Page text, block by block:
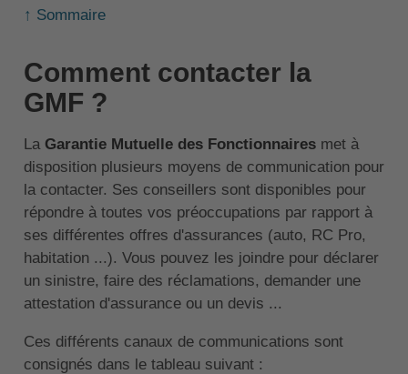
↑ Sommaire
Comment contacter la
GMF ?
La Garantie Mutuelle des Fonctionnairesmet à
disposition plusieurs moyens de communication pour
la contacter. Ses conseillers sont disponibles pour
répondre à toutes vos préoccupations par rapport à
ses différentes offres d'assurances (auto, RC Pro,
habitation ...). Vous pouvez les joindre pour déclarer
un sinistre, faire des réclamations, demander une
attestation d'assurance ou un devis ...
Ces différents canaux de communications sont
consignés dans le tableau suivant :